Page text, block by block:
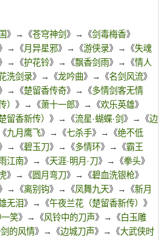
》→《苍穹神剑 》→《剑毒梅香》
→《月异星邪》→《游侠录》→《失魂
→《护花铃》→《飘香剑雨》→《情人
洗剑录》→《龙吟曲》→《名剑风流》
→《楚留香传奇》→《多情剑客无情
） 》→《萧十一郎》→《欢乐英雄》
留香新传） 》→《流星·蝴蝶·剑 》→《边
九月鹰飞》→《七杀手》→《绝不低
→《碧玉刀》→《多情环》→《霸王
江南》→《天涯·明月·刀》→《拳头》
》→《 圆月弯刀》→《碧血洗银枪》
→《离别钩》→《凤舞九天》→《新月
无泪》→《午夜兰花（楚留香新传） 》
笑》→《风铃中的刀声》→《白玉雕
的风情》→《边城刀声》→《大武侠时